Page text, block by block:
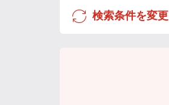
検索条件を変更